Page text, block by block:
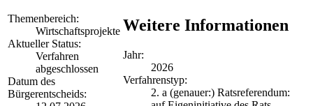
Themenbereich:
Wirtschaftsprojekte
Aktueller Status:
Verfahren
abgeschlossen
Datum des
Bürgerentscheids:
Weitere Informationen
Jahr:
2026
Verfahrenstyp:
2. a (genauer:) Ratsreferendum: